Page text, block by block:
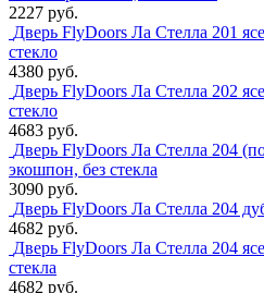
2227 руб.
Дверь FlyDoors Ла Стелла 201
стекло
4380 руб.
Дверь FlyDoors Ла Стелла 202
стекло
4683 руб.
Дверь FlyDoors Ла Стелла 204
экошпон, без стекла
3090 руб.
Дверь FlyDoors Ла Стелла 204
4682 руб.
Дверь FlyDoors Ла Стелла 204
стекла
4682 руб.